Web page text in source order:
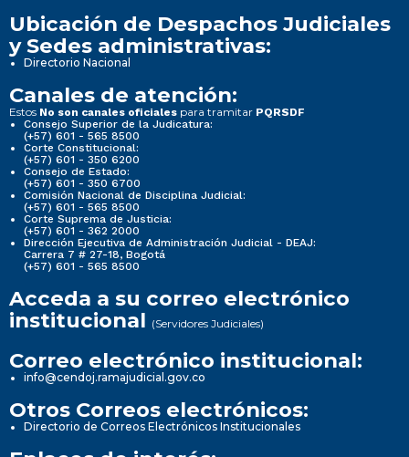
Ubicación de Despachos Judiciales
y Sedes administrativas:
Directorio Nacional
Canales de atención:
Estos No son canales oficiales para tramitar PQRSDF
Consejo Superior de la Judicatura:
(+57) 601 - 565 8500
Corte Constitucional:
(+57) 601 - 350 6200
Consejo de Estado:
(+57) 601 - 350 6700
Comisión Nacional de Disciplina Judicial:
(+57) 601 - 565 8500
Corte Suprema de Justicia:
(+57) 601 - 362 2000
Dirección Ejecutiva de Administración Judicial - DEAJ:
Carrera 7 # 27-18, Bogotá
(+57) 601 - 565 8500
Acceda a su correo electrónico
institucional (Servidores Judiciales)
Correo electrónico institucional:
info@cendoj.ramajudicial.gov.co
Otros Correos electrónicos:
Directorio de Correos Electrónicos Institucionales